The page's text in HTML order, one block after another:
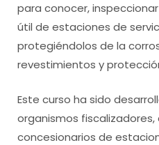
para conocer,
útil de estaciones de
protegiéndolos de la
revestimientos y
Este curso ha sido
organismos
concesionarios de